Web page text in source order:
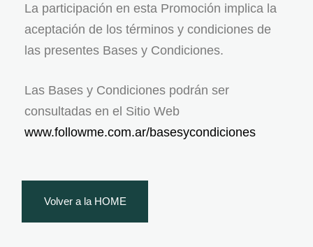
La participación en esta Promoción implica la
aceptación de los términos y condiciones de
las presentes Bases y Condiciones.
Las Bases y Condiciones podrán ser
consultadas en el Sitio Web
www.followme.com.ar/basesycondiciones
Volver a la HOME